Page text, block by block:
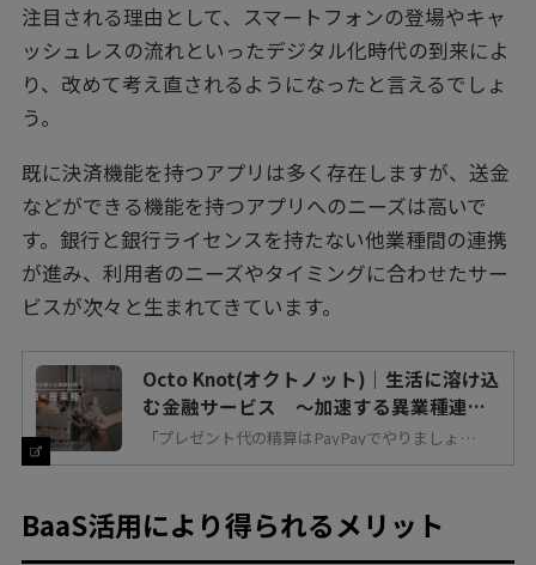
注目される理由として、スマートフォンの登場やキャ
ッシュレスの流れといったデジタル化時代の到来によ
り、改めて考え直されるようになったと言えるでしょ
う。
既に決済機能を持つアプリは多く存在しますが、送金
などができる機能を持つアプリへのニーズは高いで
す。銀行と銀行ライセンスを持たない他業種間の連携
が進み、利用者のニーズやタイミングに合わせたサー
ビスが次々と生まれてきています。
Octo Knot(オクトノット)｜生活に溶け込
む金融サービス ～加速する異業種連携
～
「プレゼント代の精算はPayPayでやりましょ
う！」歓送迎会の多い季節、社内でこんなやり取り
がありました。飲食やレジャーなどの精算に友人同
すます広がっているように感じます。対面で現金を
授受する機会を作りにくい昨今の状況も影響してい
るのかもしれません。このようなスマホひとつでお
BaaS活用により得られるメリット